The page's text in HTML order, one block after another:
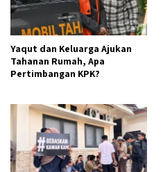
Yaqut dan Keluarga Ajukan
Tahanan Rumah, Apa
Pertimbangan KPK?